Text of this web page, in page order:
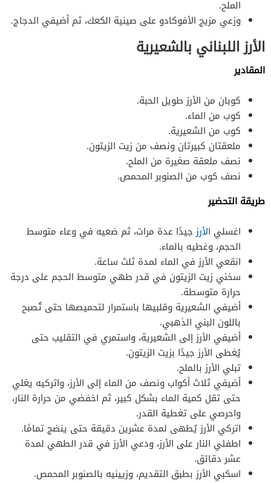
الملح.
وزعي مزيج الأفوكادو على صينية الكعك، ثم أضيفي الدجاج.
الأرز اللبناني بالشعيرية
المقادير
كوبان من الأرز طويل الحبة.
كوب من الماء.
كوب من الشعيرية.
ملعقتان كبيرتان ونصف من زيت الزيتون.
نصف ملعقة صغيرة من الملح.
نصف كوب من الصنوبر المحمص.
طريقة التحضير
اغسلي الأرزجيدًا عدة مرات، ثم ضعيه في وعاء متوسط
الحجم، وغطيه بالماء.
انقعي الأرز في الماء لمدة ثلث ساعة.
سخني زيت الزيتون في قدر طهي متوسط الحجم على درجة
حرارة متوسطة.
أضيفي الشعيرية وقلبيها باستمرار لتحميصها حتى تُصبح
باللون البني الذهبي.
أضيفي الأرز إلى الشعيرية، واستمري في التقليب حتى
يُغطى الأرز جيدًا بزيت الزيتون.
تبلي الأرز بالملح.
أضيفي ثلاث أكواب ونصف من الماء إلى الأرز، واتركيه يغلي
حتى تقل كمية الماء بشكل كبير، ثم اخفضي من حرارة النار،
واحرصي على تغطية القدر.
اتركي الأرز يُطهى لمدة عشرين دقيقة حتى ينضج تمامًا.
اطفئي النار على الأرز، ودعي الأرز في قدر الطهي لمدة
عشر دقائق.
اسكبي الأرز بطبق التقديم، وزيينيه بالصنوبر المحمص.